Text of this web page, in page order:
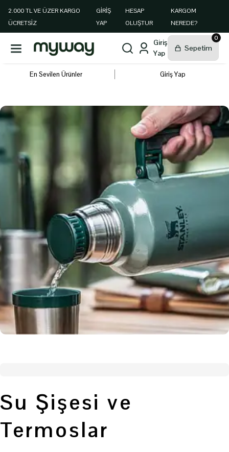
2.000 TL VE ÜZER KARGO
ÜCRETSİZ
GIRIŞ
YAP
HESAP
OLUŞTUR
KARGOM
NEREDE?
0
En Sevilen Ürünler Giriş Yap
Su Şişesi ve
Termoslar